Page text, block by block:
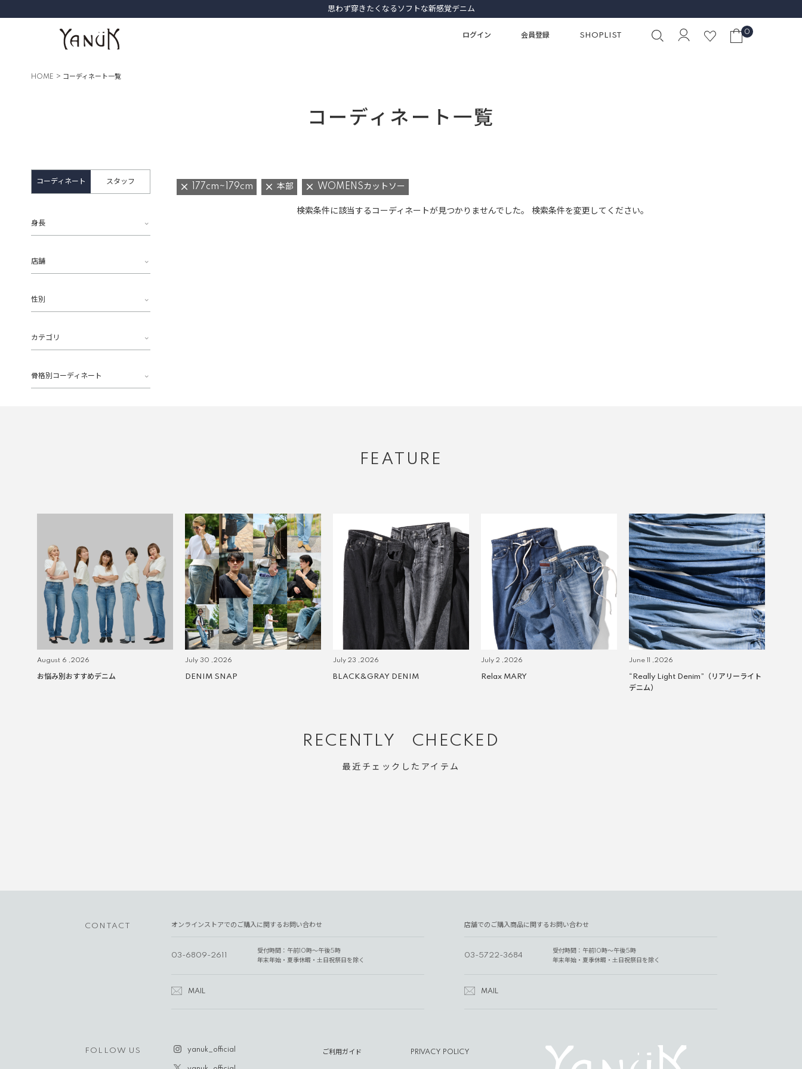
思わず穿きたくなるソフトな新感覚デニム
ログイン 会員登録 SHOPLIST 0
HOME コーディネート一覧
コーディネート一覧
コーディネート スタッフ
身長
店舗
性別
カテゴリ
骨格別コーディネート
177cm~179cm 本部 WOMENSカットソー
検索条件に該当するコーディネートが見つかりませんでした。 検索条件を変更してください。
FEATURE
August 6 ,2026
お悩み別おすすめデニム
July 30 ,2026
DENIM SNAP
July 23 ,2026
BLACK&GRAY DENIM
July 2 ,2026
Relax MARY
June 11 ,2026
“Really Light Denim”（リアリーライト
デニム）
RECENTLY CHECKED
最近チェックしたアイテム
CONTACT オンラインストアでのご購入に関するお問い合わせ
03-6809-2611
受付時間：午前10時～午後5時
年末年始・夏季休暇・土日祝祭日を除く
MAIL
店舗でのご購入商品に関するお問い合わせ
03-5722-3684
受付時間：午前10時～午後5時
年末年始・夏季休暇・土日祝祭日を除く
MAIL
FOLLOW US yanuk_official ご利用ガイド PRIVACY POLICY